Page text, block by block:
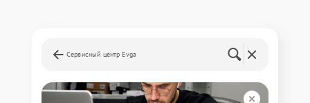
Сервисный центр Evga